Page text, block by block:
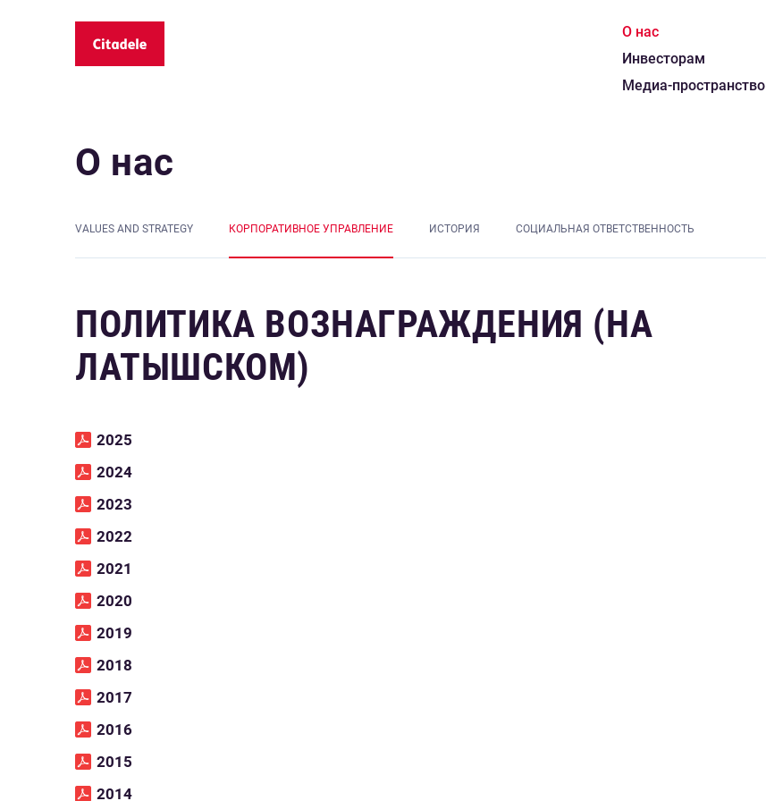
О нас
Инвесторам
Медиа-пространство
О нас
VALUES AND STRATEGY КОРПОРАТИВНОЕ УПРАВЛЕНИЕ ИСТОРИЯ СОЦИАЛЬНАЯ ОТВЕТСТВЕННОСТЬ
ПОЛИТИКА ВОЗНАГРАЖДЕНИЯ (НА
ЛАТЫШСКОМ)
2025
2024
2023
2022
2021
2020
2019
2018
2017
2016
2015
2014